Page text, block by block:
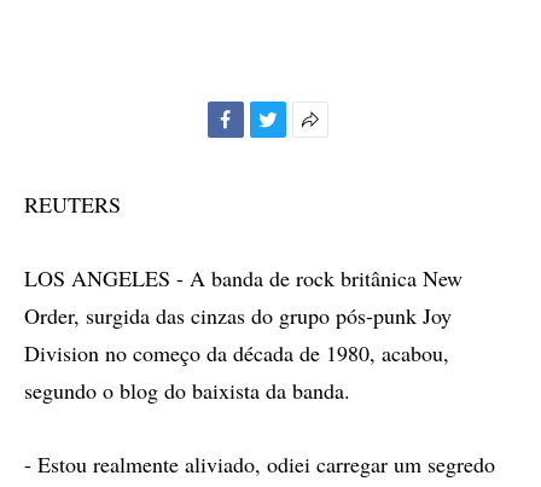
REUTERS
LOS ANGELES - A banda de rock britânica New
Order, surgida das cinzas do grupo pós-punk Joy
Division no começo da década de 1980, acabou,
segundo o blog do baixista da banda.
- Estou realmente aliviado, odiei carregar um segredo